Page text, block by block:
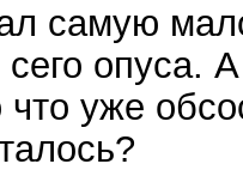
самую
сего опуса.
что уже